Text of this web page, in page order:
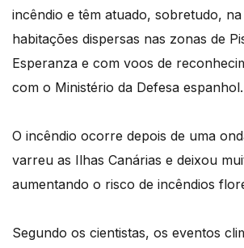
incêndio e têm atuado, sobretudo, na
habitações dispersas nas zonas de
Esperanza e com voos de
com o Ministério da Defesa espanhol.
O incêndio ocorre depois de uma
varreu as Ilhas Canárias e deixou
aumentando o risco de incêndios
Segundo os cientistas, os eventos